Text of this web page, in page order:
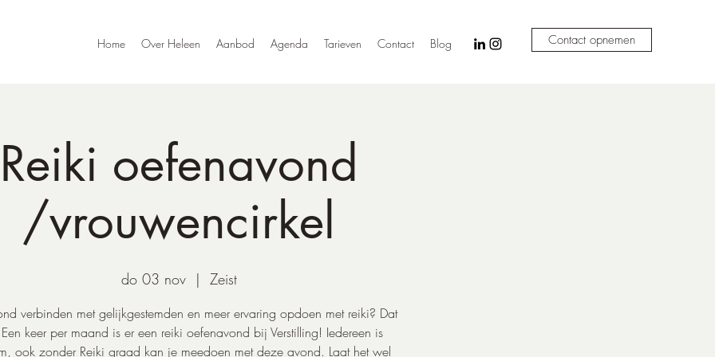
Home Over Heleen Aanbod Agenda Tarieven Contact Blog Contact opnemen
Reiki oefenavond
/vrouwencirkel
do 03 nov
  |
Zeist
verbinden met gelijkgestemden en meer ervaring opdoen met reiki? Dat
keer per maand is er een reiki oefenavond bij Verstilling! Iedereen is
ook zonder Reiki graad kan je meedoen met deze avond. Laat het wel